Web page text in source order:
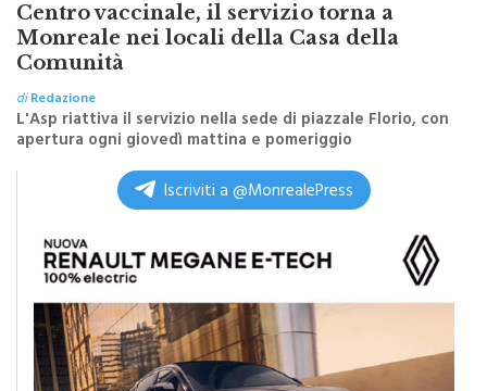
Centro vaccinale, il servizio torna a
Monreale nei locali della Casa della
Comunità
diRedazione
L'Asp riattiva il servizio nella sede di piazzale Florio, con
apertura ogni giovedì mattina e pomeriggio
Iscriviti a @MonrealePress